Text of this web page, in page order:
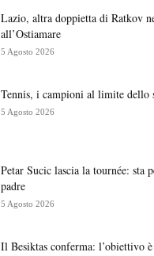
Lazio, altra doppietta di Ratkov
all’Ostiamare
5 Agosto 2026
Tennis, i campioni al limite dello
5 Agosto 2026
Petar Sucic lascia la tournée: sta
padre
5 Agosto 2026
Il Besiktas conferma: l’obiettivo